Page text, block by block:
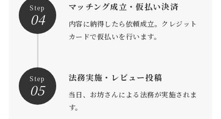
Step
04
マッチング成立・仮払い決済
内容に納得したら依頼成立。クレジット
カードで仮払いを行います。
Step
05
法務実施・レビュー投稿
当日、お坊さんによる法務が実施されま
す。